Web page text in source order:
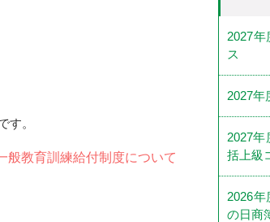
す。
般教育訓練給付制度について
2027
ス
2027年
2027
括上級
2026
の日商